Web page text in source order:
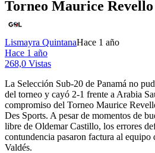
Torneo Maurice Revello
Lismayra QuintanaHace 1 año
Hace 1 año
268,0 Vistas
La Selección Sub-20 de Panamá no
del torneo y cayó 2-1 frente a Arabia
compromiso del Torneo Maurice
Des Sports. A pesar de momentos de
libre de Oldemar Castillo, los errores
contundencia pasaron factura al
Valdés.